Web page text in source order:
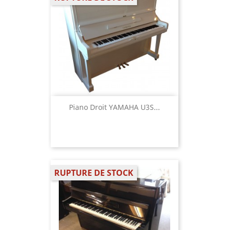
Piano Droit YAMAHA U3S...
RUPTURE DE STOCK